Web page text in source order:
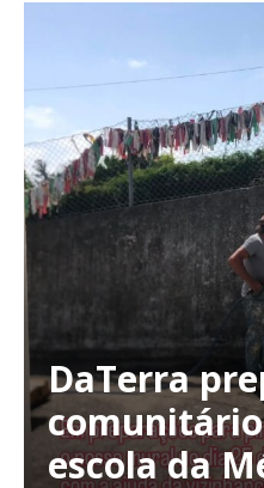
Planos
Faça-se assinante do Região de
DaTerra
escola da